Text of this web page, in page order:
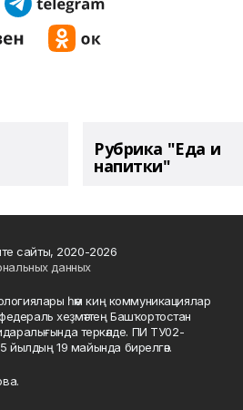
Рубрика "Еда и
напитки"
сайты, 2020-2026
данных
һәм киң коммуникациялар
федераль хеҙмәттең Башҡортостан
теркәлде. ПИ ТУ02-
йылдың 19 майында бирелгән.